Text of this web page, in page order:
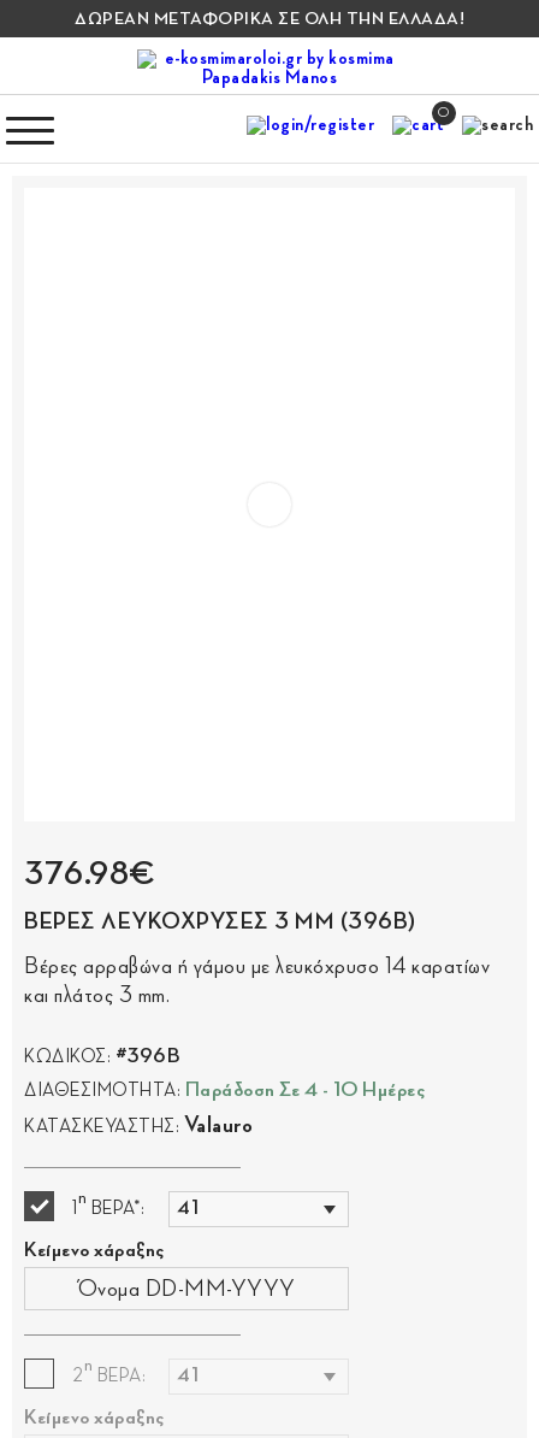
ΔΩΡΕΑΝ ΜΕΤΑΦΟΡΙΚΑ ΣΕ ΟΛΗ ΤΗΝ ΕΛΛΑΔΑ!
0
376.98€
ΒΕΡΕΣ ΛΕΥΚΟΧΡΥΣΕΣ 3 MM (396Β)
Βέρες αρραβώνα ή γάμου με λευκόχρυσο 14 καρατίων
και πλάτος 3 mm.
ΚΩΔΙΚΟΣ: #396Β
ΔΙΑΘΕΣΙΜΟΤΗΤΑ: Παράδοση Σε 4 - 10 Ημέρες
ΚΑΤΑΣΚΕΥΑΣΤΗΣ: Valauro
η
ΒΕΡΑ*:
Κείμενο χάραξης
2
η
ΒΕΡΑ:
Κείμενο χάραξης